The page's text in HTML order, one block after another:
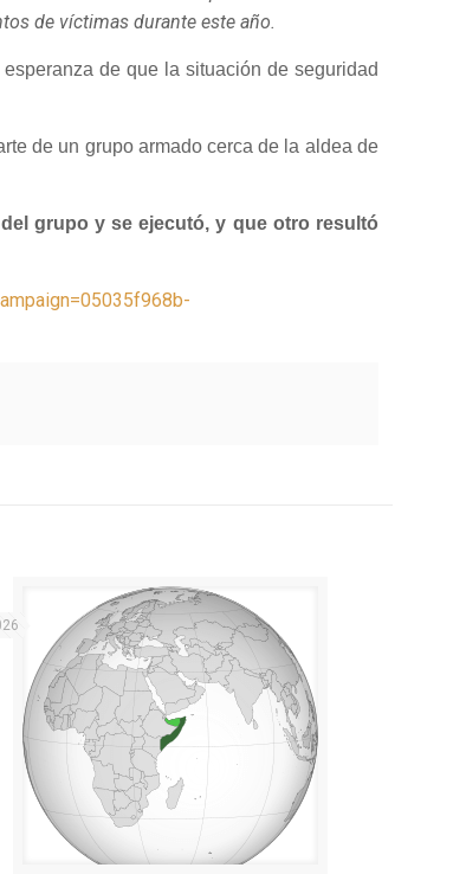
de víctimas durante este año.
de que la situación de seguridad
de un grupo armado cerca de la aldea de
grupo y se ejecutó, y que otro resultó